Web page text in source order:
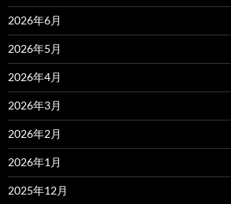
2026年6月
2026年5月
2026年4月
2026年3月
2026年2月
2026年1月
2025年12月